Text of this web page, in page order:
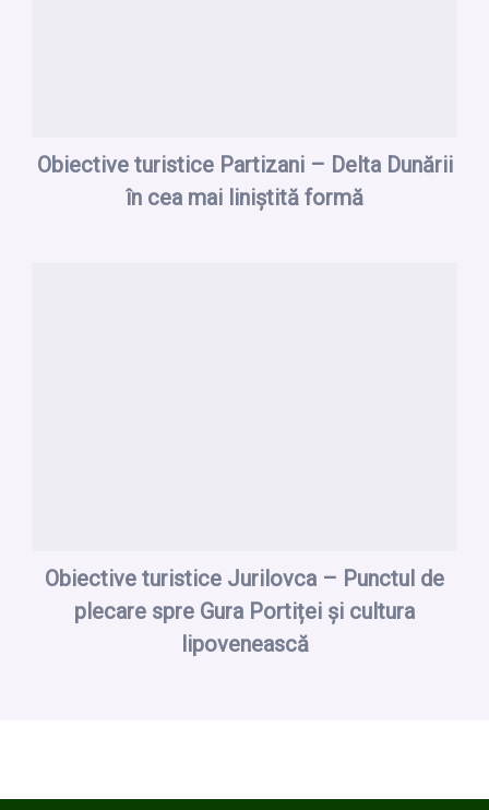
Obiective turistice Partizani – Delta Dunării
în cea mai liniștită formă
Obiective turistice Jurilovca – Punctul de
plecare spre Gura Portiței și cultura
lipovenească